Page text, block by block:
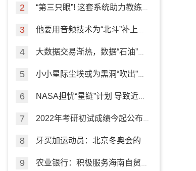
“第三只眼”! 这套系统助力教练
他要用音频技术为“北斗”补上室
大数据交易渐热，数据“石油”如
小小星际尘埃或为黑洞“吹出”的
NASA担忧“星链”计划 导致近地
2022年考研初试成绩今起公布
牙买加运动员：北京冬奥会的精
农业银行：积极服务海南自贸港